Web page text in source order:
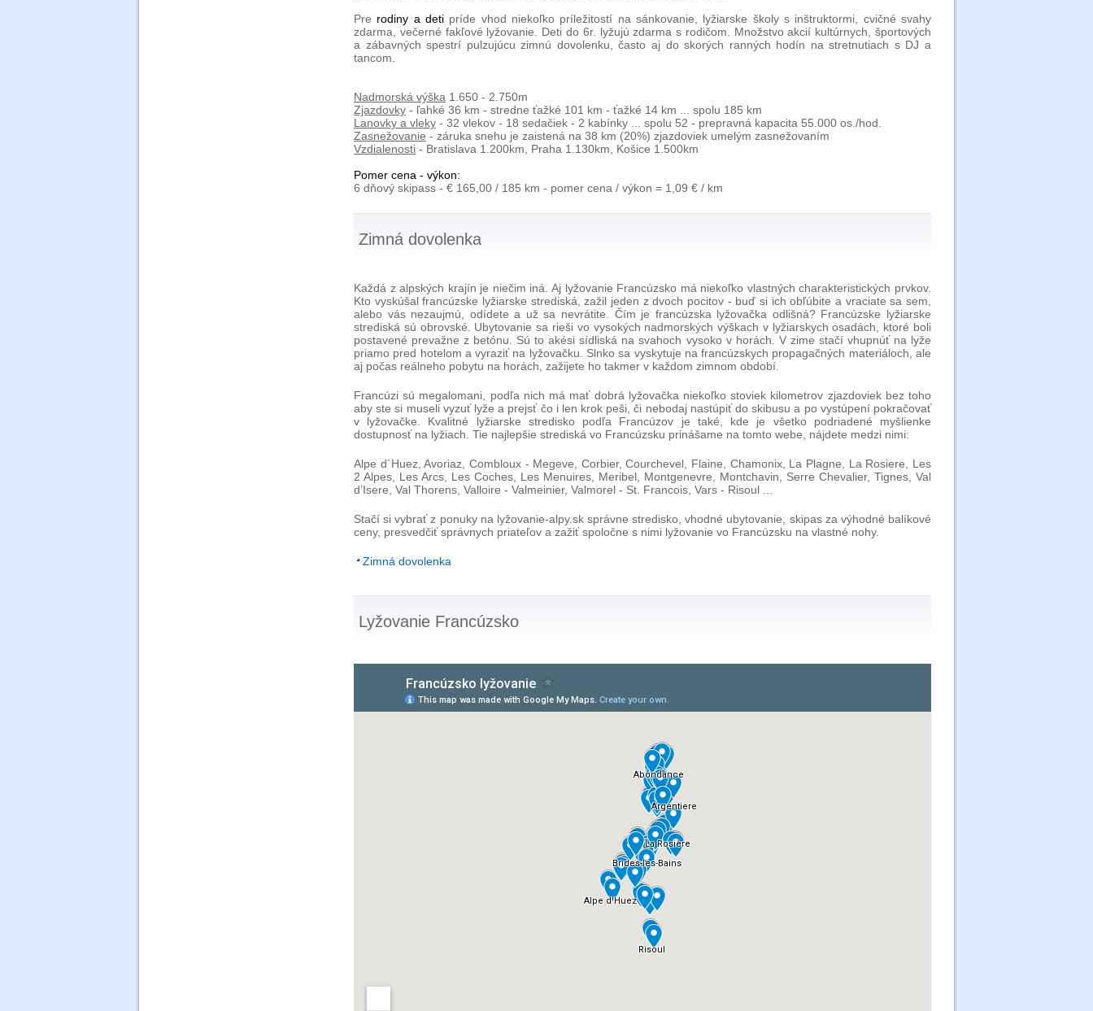
Pre rodiny a deti príde vhod niekoľko príležitostí na sánkovanie, lyžiarske školy s inštruktormi, cvičné svahy
zdarma, večerné fakľové lyžovanie. Deti do 6r. lyžujú zdarma s rodičom. Množstvo akcií kultúrnych, športových
a zábavných spestrí pulzujúcu zimnú dovolenku, často aj do skorých ranných hodín na stretnutiach s DJ a
tancom.
Nadmorská výška 1.650 - 2.750m
Zjazdovky - ľahké 36 km - stredne ťažké 101 km - ťažké 14 km ... spolu 185 km
Lanovky a vleky - 32 vlekov - 18 sedačiek - 2 kabínky ... spolu 52 - prepravná kapacita 55.000 os./hod.
Zasnežovanie - záruka snehu je zaistená na 38 km (20%) zjazdoviek umelým zasnežovaním
Vzdialenosti - Bratislava 1.200km, Praha 1.130km, Košice 1.500km
Pomer cena - výkon:
6 dňový skipass - € 165,00 / 185 km - pomer cena / výkon = 1,09 € / km
Zimná dovolenka
Každá z alpských krajín je niečim iná. Aj lyžovanie Francúzsko má niekoľko vlastných charakteristických prvkov.
Kto vyskúšal francúzske lyžiarske strediská, zažil jeden z dvoch pocitov - buď si ich obľúbite a vraciate sa sem,
alebo vás nezaujmú, odídete a už sa nevrátite. Čím je francúzska lyžovačka odlišná? Francúzske lyžiarske
strediská sú obrovské. Ubytovanie sa rieši vo vysokých nadmorských výškach v lyžiarskych osadách, ktoré boli
postavené prevažne z betónu. Sú to akési sídliská na svahoch vysoko v horách. V zime stačí vhupnúť na lyže
priamo pred hotelom a vyraziť na lyžovačku. Slnko sa vyskytuje na francúzskych propagačných materiáloch, ale
aj počas reálneho pobytu na horách, zažijete ho takmer v každom zimnom období.
Francúzi sú megalomani, podľa nich má mať dobrá lyžovačka niekoľko stoviek kilometrov zjazdoviek bez toho
aby ste si museli vyzuť lyže a prejsť čo i len krok peši, či nebodaj nastúpiť do skibusu a po vystúpení pokračovať
v lyžovačke. Kvalitné lyžiarske stredisko podľa Francúzov je také, kde je všetko podriadené myšlienke
dostupnosť na lyžiach. Tie najlepšie strediská vo Francúzsku prinášame na tomto webe, nájdete medzi nimi:
Alpe d´Huez, Avoriaz, Combloux - Megeve, Corbier, Courchevel, Flaine, Chamonix, La Plagne, La Rosiere, Les
2 Alpes, Les Arcs, Les Coches, Les Menuires, Meribel, Montgenevre, Montchavin, Serre Chevalier, Tignes, Val
d’Isere, Val Thorens, Valloire - Valmeinier, Valmorel - St. Francois, Vars - Risoul ...
Stačí si vybrať z ponuky na lyžovanie-alpy.sk správne stredisko, vhodné ubytovanie, skipas za výhodné balíkové
ceny, presvedčiť správnych priateľov a zažiť spoločne s nimi lyžovanie vo Francúzsku na vlastné nohy.
Zimná dovolenka
Lyžovanie Francúzsko